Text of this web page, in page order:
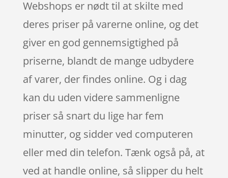
Webshops er nødt til at skilte med
deres priser på varerne online, og det
giver en god gennemsigtighed på
priserne, blandt de mange udbydere
af varer, der findes online. Og i dag
kan du uden videre sammenligne
priser så snart du lige har fem
minutter, og sidder ved computeren
eller med din telefon. Tænk også på, at
ved at handle online, så slipper du helt